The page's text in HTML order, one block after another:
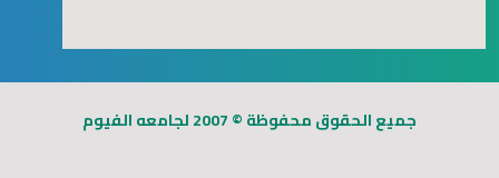
free goggle map
جميع الحقوق محفوظة © 2007 لجامعه الفيوم